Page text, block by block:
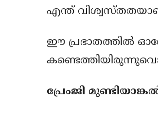
എന്ത്
ഈ പ്രഭാതത്തില്‍
പ്രേംജി